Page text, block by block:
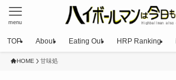
menu
TOP About Eating Out HRP Ranking
HOME 甘味処